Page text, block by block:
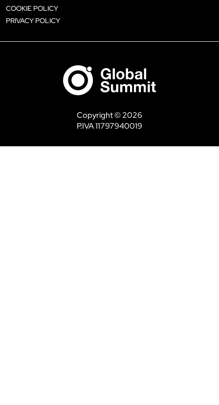
COOKIE POLICY
PRIVACY POLICY
Copyright © 2026
P.IVA 11797940019